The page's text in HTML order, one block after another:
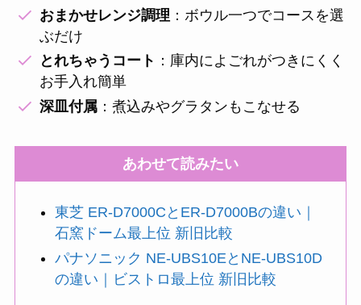
おまかせレンジ調理 ：ボウル一つでコースを選
ぶだけ
とれちゃうコート ：庫内によごれがつきにくく
お手入れ簡単
深皿付属 ：煮込みやグラタンもこなせる
あわせて読みたい
東芝 ER-D7000CとER-D7000Bの違い｜
石窯ドーム最上位 新旧比較
パナソニック NE-UBS10EとNE-UBS10D
の違い｜ビストロ最上位 新旧比較